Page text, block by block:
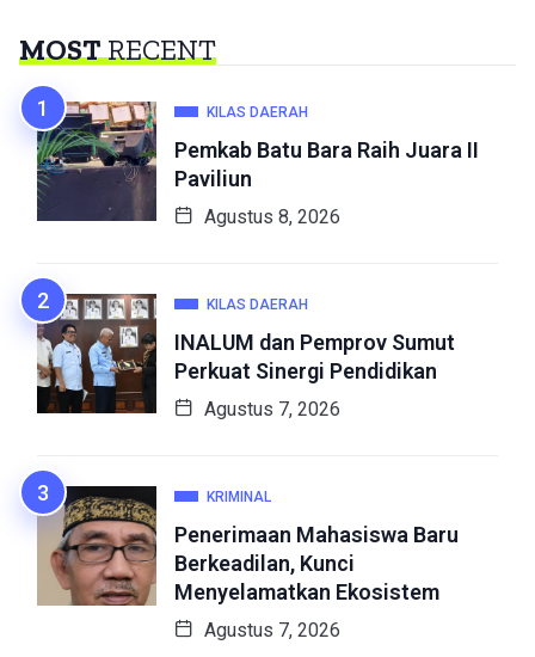
MOSTRECENT
KILAS DAERAH
Pemkab Batu Bara Raih Juara II
Paviliun
Agustus 8, 2026
KILAS DAERAH
INALUM dan Pemprov Sumut
Perkuat Sinergi Pendidikan
Agustus 7, 2026
KRIMINAL
Penerimaan Mahasiswa Baru
Berkeadilan, Kunci
Menyelamatkan Ekosistem
Agustus 7, 2026